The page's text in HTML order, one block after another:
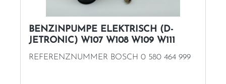
BENZINPUMPE ELEKTRISCH (D-
JETRONIC) W107 W108 W109 W111
REFERENZNUMMER BOSCH 0 580 464 999